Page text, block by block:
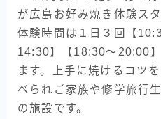
が広島お好み焼き体験ス
体験時間は１日３回【
14:30】【18:30〜20:00
ます。上手に焼けるコツ
べられご家族や修学旅行
の施設です。